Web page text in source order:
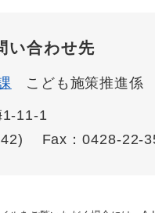
い合わせ先
こども施策推進係
1-11-1
Fax：0428-22-